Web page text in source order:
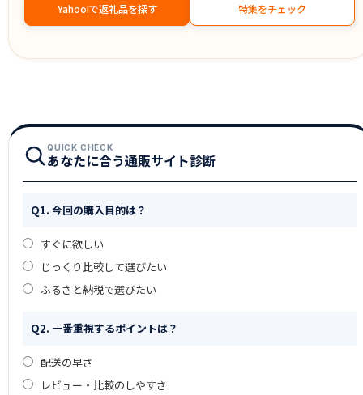
Yahoo!で返礼品を探す 特集をチェック
QUICK CHECK
あなたに合う通販サイト診断
Q1. 今回の購入目的は？
すぐに欲しい
じっくり比較して選びたい
ふるさと納税で選びたい
Q2. 一番重視するポイントは？
配送の早さ
レビュー・比較のしやすさ